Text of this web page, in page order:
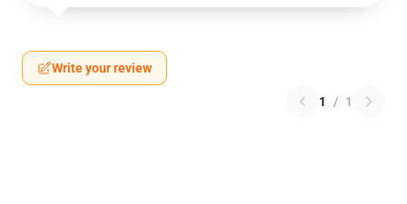
Write your review
1 / 1